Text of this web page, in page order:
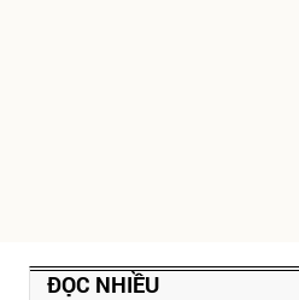
ĐỌC NHIỀU